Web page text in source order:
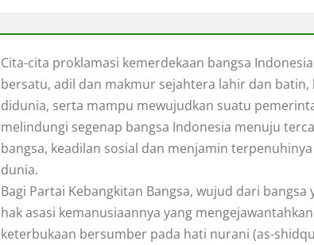
Cita-cita proklamasi kemerdekaan bangsa
bersatu, adil dan makmur sejahtera lahir dan
didunia, serta mampu mewujudkan suatu
melindungi segenap bangsa Indonesia menuju
bangsa, keadilan sosial dan menjamin
dunia.
Bagi Partai Kebangkitan Bangsa, wujud dari
hak asasi kemanusiaannya yang
keterbukaan bersumber pada hati nurani (as-